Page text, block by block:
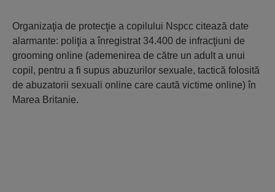
Organizaţia de protecţie a copilului Nspcc citează date
alarmante: poliţia a înregistrat 34.400 de infracţiuni de
grooming online (ademenirea de către un adult a unui
copil, pentru a fi supus abuzurilor sexuale, tactică folosită
de abuzatorii sexuali online care caută victime online) în
Marea Britanie.